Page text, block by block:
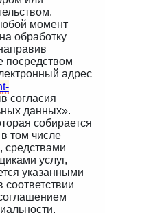
момент
обработку
посредством
адрес
согласия
данных».
собирается
том числе
средствами
услуг,
указанными